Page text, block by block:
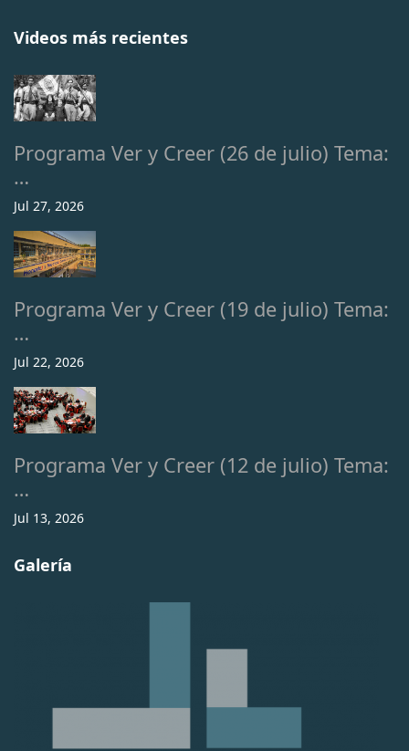
Videos más recientes
Programa Ver y Creer (26 de julio) Tema:
…
Jul 27, 2026
Programa Ver y Creer (19 de julio) Tema:
…
Jul 22, 2026
Programa Ver y Creer (12 de julio) Tema:
…
Jul 13, 2026
Galería